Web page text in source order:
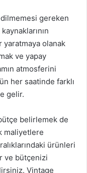
gereken
yaratmaya olanak
ve yapay
atmosferini
her saatinde farklı
gelir.
belirlemek de
maliyetlere
ürünleri
ve bütçenizi
Vintage